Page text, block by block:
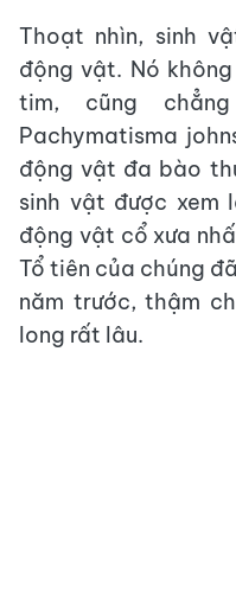
Thoạt nhìn, sinh
động vật. Nó
tim, cũng
Pachymatisma
động vật đa bào
sinh vật được xem
động vật cổ xưa
Tổ tiên của chúng
năm trước, thậm
long rất lâu.